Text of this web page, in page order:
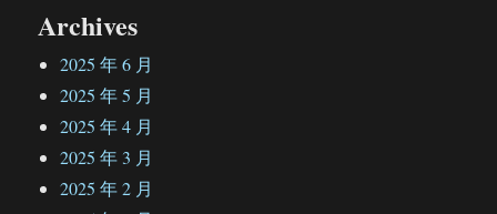
Archives
2025 年 6 月
2025 年 5 月
2025 年 4 月
2025 年 3 月
2025 年 2 月